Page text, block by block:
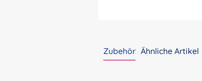
Zubehör Ähnliche Artikel